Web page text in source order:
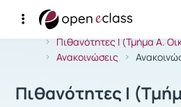
Αρχική Σελίδα
Πιθανότητες Ι (Τμήμα Α.
Ανακοινώσεις
Μάθημα :
Πιθανότητες Ι